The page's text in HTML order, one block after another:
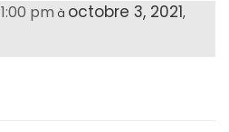
1:00 pm à octobre 3, 2021,